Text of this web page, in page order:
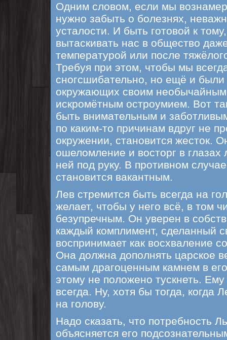
Одним словом, если мы
нужно забыть о болезнях,
усталости. И быть готовой к
вытаскивать нас в общество
температурой или после
Требуя при этом, чтобы мы
сногсшибательно, но ещё и были
окружающих своим
искромётным остроумием. Вот
быть внимательным и
по каким-то причинам вдруг не
окружении, становится жесток.
ошеломление и восторг в глазах
ней под руку. В противном
становится вакантным.
Лев стремится быть всегда на
желает, чтобы у него всё, в том
безупречным. Он уверен в
каждый комплимент, сделанный
воспринимает как восхваление
Она должна дополнять царское
самым драгоценным камнем в
этому не положено тускнеть. Ему
всегда. Ну, хотя бы тогда, когда
на голову.
Надо сказать, что потребность
объясняется его